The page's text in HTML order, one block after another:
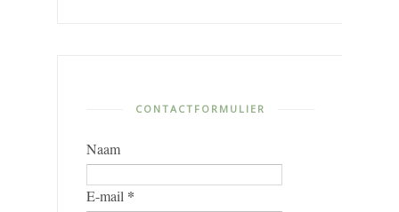
CONTACTFORMULIER
Naam
E-mail *